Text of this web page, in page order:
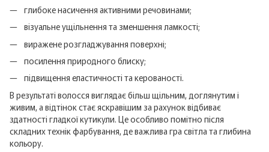
глибоке насичення активними речовинами;
візуальне ущільнення та зменшення ламкості;
виражене розгладжування поверхні;
посилення природного блиску;
підвищення еластичності та керованості.
В результаті волосся виглядає більш щільним, доглянутим і
живим, а відтінок стає яскравішим за рахунок відбиває
здатності гладкої кутикули. Це особливо помітно після
складних технік фарбування, де важлива гра світла та глибина
кольору.